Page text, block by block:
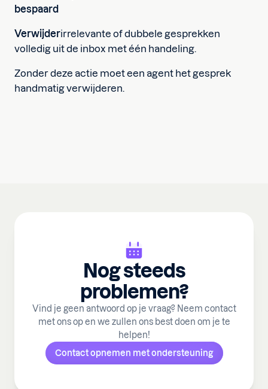
bespaard
Verwijderirrelevante of dubbele gesprekken
volledig uit de inbox met één handeling.
Zonder deze actie moet een agent het gesprek
handmatig verwijderen.
Nog steeds
problemen?
Vind je geen antwoord op je vraag? Neem contact
met ons op en we zullen ons best doen om je te
helpen!
Contact opnemen met ondersteuning